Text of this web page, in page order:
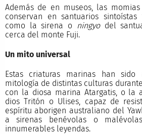
Además de en museos, las
conservan en santuarios sintoístas
como la sirena o
ningyodel
cerca del monte Fuji.
Un mito universal
Estas criaturas marinas han sido
mitología de distintas culturas
con la diosa marina Atargatis, o la
dios Tritón o Ulises, capaz de
espíritu aborigen australiano del
a sirenas benévolas o
innumerables leyendas.